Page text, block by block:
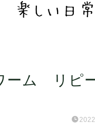
ーム リピ